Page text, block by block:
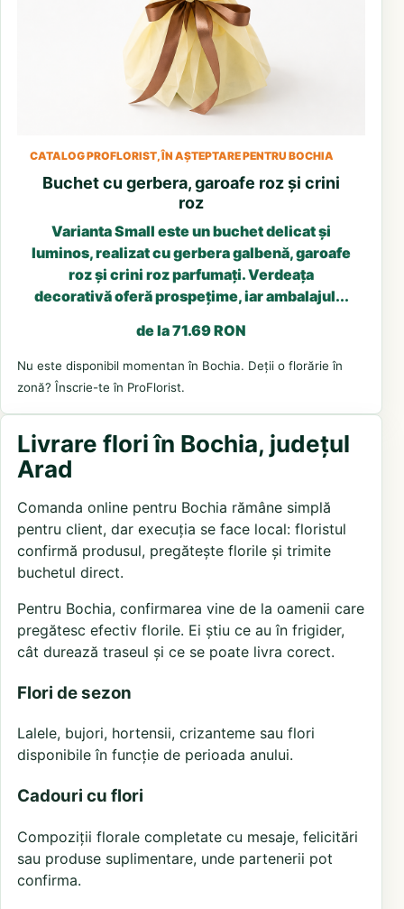
CATALOG PROFLORIST, ÎN AȘTEPTARE PENTRU BOCHIA
Buchet cu gerbera, garoafe roz și crini
roz
Varianta Small este un buchet delicat și
luminos, realizat cu gerbera galbenă, garoafe
roz și crini roz parfumați. Verdeața
decorativă oferă prospețime, iar ambalajul...
de la 71.69 RON
Nu este disponibil momentan în Bochia. Deții o florărie în
zonă? Înscrie-te în ProFlorist.
Livrare flori în Bochia, județul
Arad
Comanda online pentru Bochia rămâne simplă
pentru client, dar execuția se face local: floristul
confirmă produsul, pregătește florile și trimite
buchetul direct.
Pentru Bochia, confirmarea vine de la oamenii care
pregătesc efectiv florile. Ei știu ce au în frigider,
cât durează traseul și ce se poate livra corect.
Flori de sezon
Lalele, bujori, hortensii, crizanteme sau flori
disponibile în funcție de perioada anului.
Cadouri cu flori
Compoziții florale completate cu mesaje, felicitări
sau produse suplimentare, unde partenerii pot
confirma.